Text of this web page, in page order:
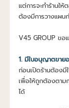
แต่การจะทำร้านใ
ต้องมีการวางแผน
V45 GROUP ขอ
1. มีใบอนุญาตขาย
ก่อนเปิดร้านต้อง
เพื่อให้ถูกต้องตาม
ได้